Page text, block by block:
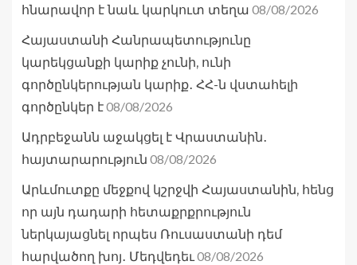
հնարավոր է նաև կարկուտ տեղա 08/08/2026
Հայաստանի Հանրապետությունը
կարեկցանքի կարիք չունի, ունի
գործընկերության կարիք․ ՀՀ-ն վստահելի
գործընկեր է08/08/2026
Ադրբեջանն աջակցել է Վրաստանին․
հայտարարություն 08/08/2026
Արևմուտքը մեջքով կշրջվի Հայաստանին, հենց
որ այն դադարի հետաքրքրություն
ներկայացնել որպես Ռուսաստանի դեմ
հարվածող խոյ․ Մեդվեդեւ08/08/2026